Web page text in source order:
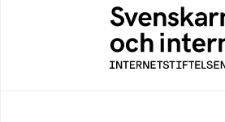
En årlig studie av
internetvanor